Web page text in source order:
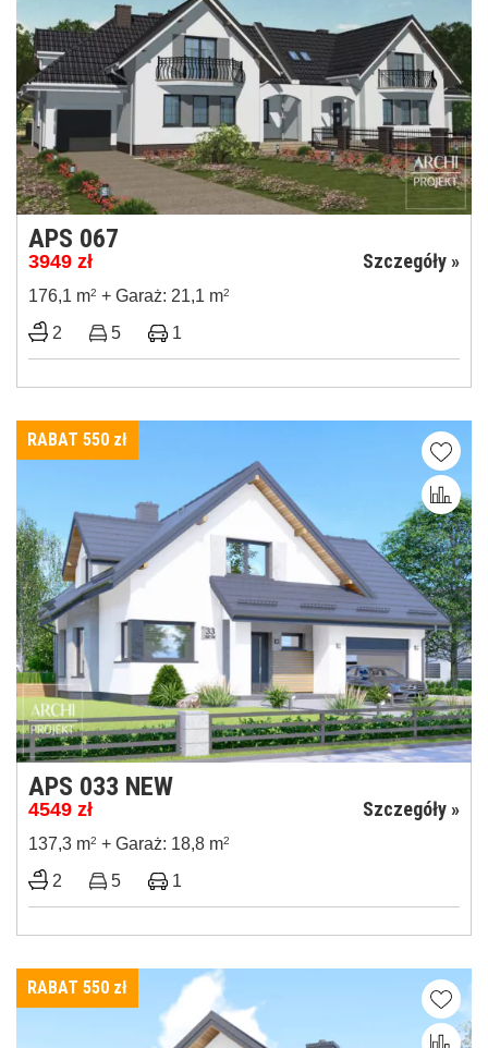
APS 067
3949 zł Szczegóły »
176,1 m2 + Garaż: 21,1 m2
2 5 1
RABAT 550 zł
APS 033 NEW
4549 zł Szczegóły »
137,3 m2 + Garaż: 18,8 m2
2 5 1
RABAT 550 zł